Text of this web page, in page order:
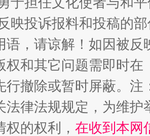
映投诉报料和投稿的
语，请谅解！如因被
权和其它问题需即时在
行撤除或暂时屏蔽。
法律法规规定，为维
的权利， 在收到本网